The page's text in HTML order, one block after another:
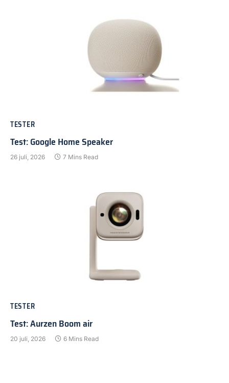
TESTER
Test: Google Home Speaker
26 juli, 2026 7 Mins Read
TESTER
Test: Aurzen Boom air
20 juli, 2026 6 Mins Read